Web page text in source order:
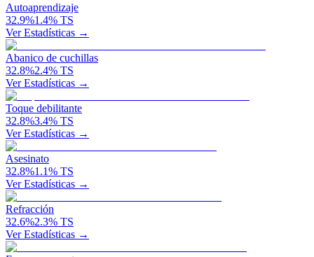
Autoaprendizaje
32.9%1.4% TS
Ver Estadísticas →
Abanico de cuchillas
32.8%2.4% TS
Ver Estadísticas →
Toque debilitante
32.8%3.4% TS
Ver Estadísticas →
Asesinato
32.8%1.1% TS
Ver Estadísticas →
Refracción
32.6%2.3% TS
Ver Estadísticas →